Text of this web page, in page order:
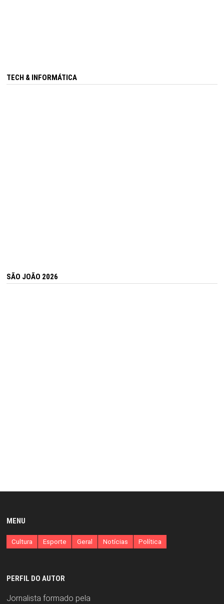
TECH & INFORMÁTICA
SÃO JOÃO 2026
MENU
Cultura Esporte Geral Notícias Política
PERFIL DO AUTOR
Jornalista formado pela